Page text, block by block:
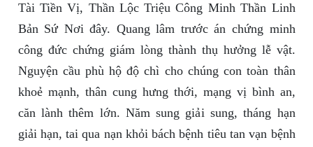
Tài Tiền Vị, Thần Lộc Triệu Công Minh Thần Linh
Bản Sứ Nơi đây. Quang lâm trước án chứng minh
công đức chứng giám lòng thành thụ hưởng lễ vật.
Nguyện cầu phù hộ độ chì cho chúng con toàn thân
khoẻ mạnh, thân cung hưng thới, mạng vị bình an,
căn lành thêm lớn. Năm sung giải sung, tháng hạn
giải hạn, tai qua nạn khỏi bách bệnh tiêu tan vạn bệnh